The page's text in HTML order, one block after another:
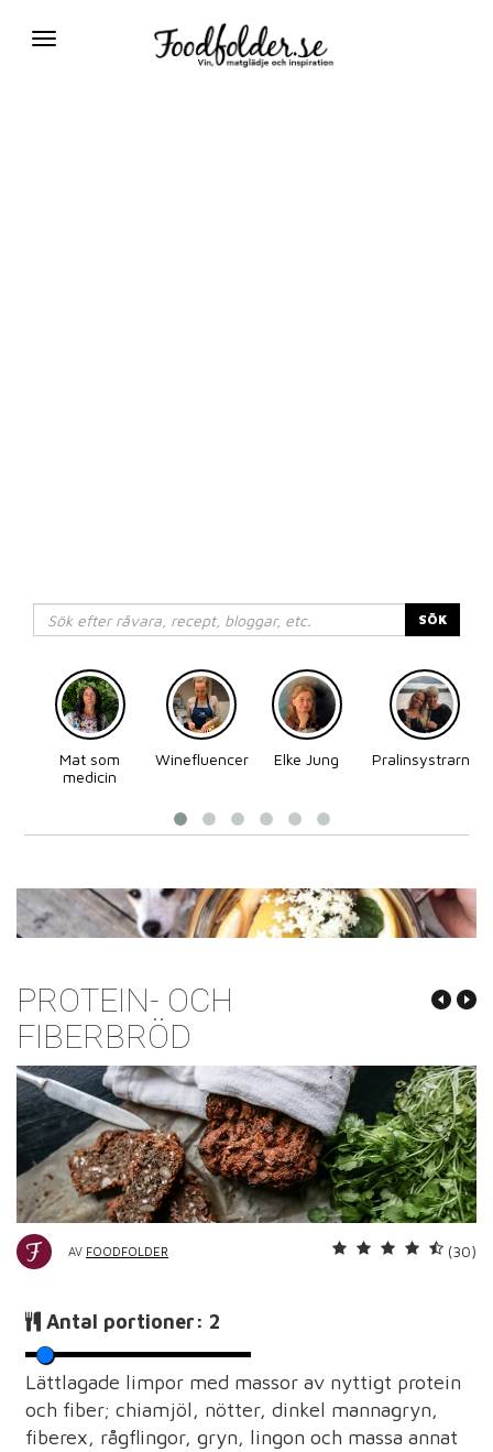
Växla
SÖK
Mat som
medicin
Winefluencer Elke Jung
Pralinsystrarna
PROTEIN- OCH
FIBERBRÖD
AV FOODFOLDER (30)
Antal portioner: 2
Lättlagade limpor med massor av nyttigt protein
och fiber; chiamjöl, nötter, dinkel mannagryn,
fiberex, rågflingor, gryn, lingon och massa annat